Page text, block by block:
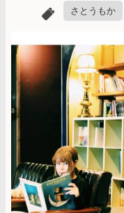
さとうもか